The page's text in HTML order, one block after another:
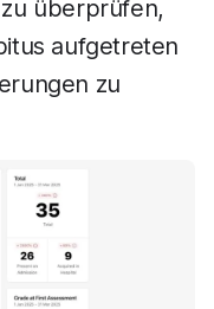
überprüfen,
aufgetreten
zu